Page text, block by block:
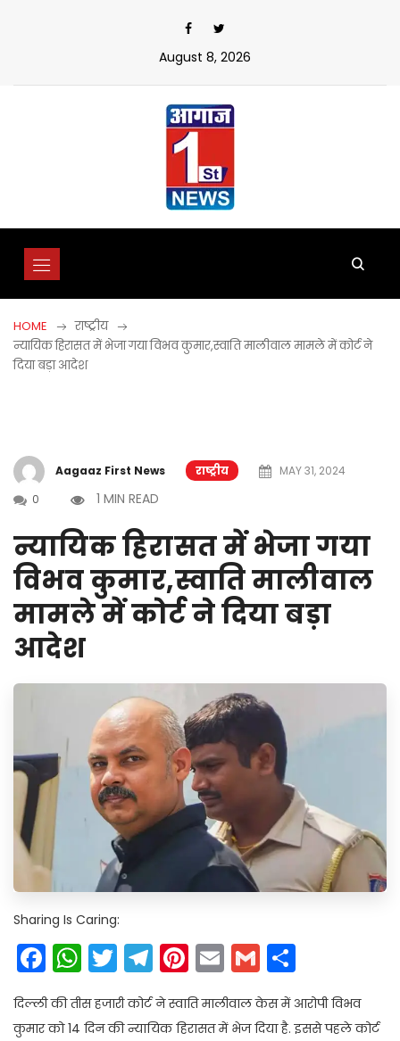
August 8, 2026
HOME
राष्ट्रीय
न्यायिक हिरासत में भेजा गया विभव कुमार,स्वाति मालीवाल मामले में कोर्ट ने
दिया बड़ा आदेश
Aagaaz First News राष्ट्रीय
MAY 31, 2024
0
1 MIN READ
न्यायिक हिरासत में भेजा गया
विभव कुमार,स्वाति मालीवाल
मामले में कोर्ट ने दिया बड़ा
आदेश
Sharing Is Caring:
Facebook
WhatsApp
Twitter
Telegram
Pinterest
EmailGmail
दिल्ली की तीस हजारी कोर्ट ने स्वाति मालीवाल केस में आरोपी विभव
कुमार को 14 दिन की न्यायिक हिरासत में भेज दिया है. इससे पहले कोर्ट